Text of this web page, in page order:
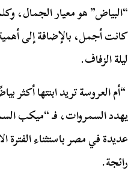
“البياض” هو معيار الجمال،
كانت أجمل، بالإضافة إلى
ليلة الزفاف.
“أم العروسة تريد ابنتها أكثر
يهدد السمروات، فـ “ميكب
عديدة في مصر باستثناء الفترة
رائجة.